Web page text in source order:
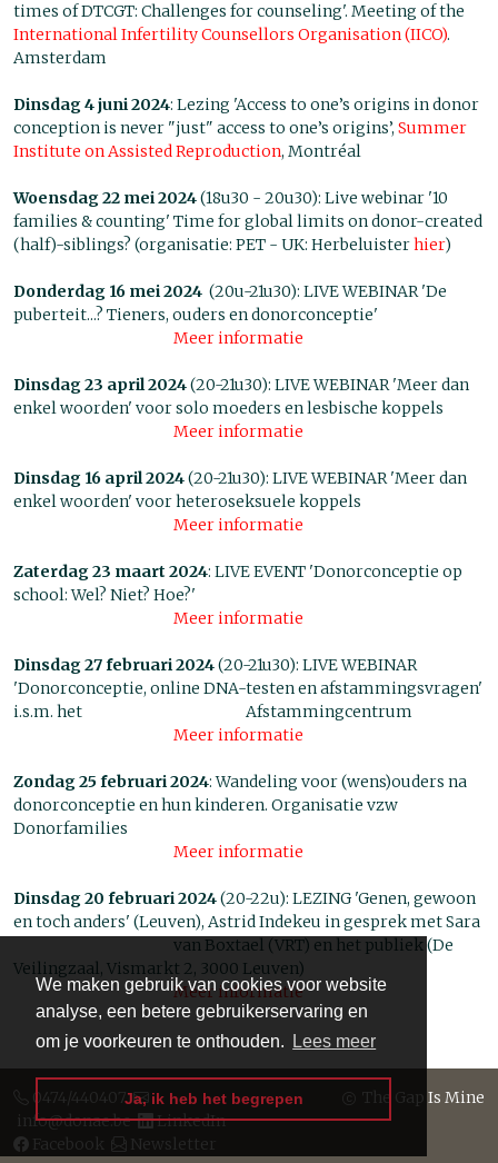
We maken gebruik van cookies voor website
analyse, een betere gebruikerservaring en
om je voorkeuren te onthouden.
Lees meer
Ja, ik heb het begrepen
times of DTCGT: Challenges for counseling'. Meeting of the
International Infertility Counsellors Organisation (IICO).
Amsterdam
Dinsdag 4 juni 2024: Lezing 'Access to one’s origins in donor
conception is never "just" access to one’s origins’, Summer
Institute on Assisted Reproduction, Montréal
Woensdag 22 mei 2024(18u30 - 20u30): Live webinar '10
families & counting' Time for global limits on donor-created
(half)-siblings? (organisatie: PET - UK: Herbeluisterhier)
Donderdag 16 mei 2024 (20u-21u30): LIVE WEBINAR 'De
puberteit...? Tieners, ouders en donorconceptie'
Meer informatie
Dinsdag 23 april 2024(20-21u30): LIVE WEBINAR 'Meer dan
enkel woorden' voor solo moeders en lesbische koppels
Meer informatie
Dinsdag 16 april 2024(20-21u30): LIVE WEBINAR 'Meer dan
enkel woorden' voor heteroseksuele koppels
Meer informatie
Zaterdag 23 maart 2024: LIVE EVENT 'Donorconceptie op
school: Wel? Niet? Hoe?'
Meer informatie
Dinsdag 27 februari 2024(20-21u30): LIVE WEBINAR
'Donorconceptie, online DNA-testen en afstammingsvragen'
i.s.m. het Afstammingcentrum
Meer informatie
Zondag 25 februari 2024: Wandeling voor (wens)ouders na
donorconceptie en hun kinderen. Organisatie vzw
Donorfamilies
Meer informatie
Dinsdag 20 februari 2024(20-22u): LEZING 'Genen, gewoon
en toch anders' (Leuven), Astrid Indekeu in gesprek met Sara
van Boxtael (VRT) en het publiek (De
Veilingzaal, Vismarkt 2, 3000 Leuven)
Meer informatie
0474/440407
info@donae.be
LinkedIn
Facebook
Newsletter
The Gap Is Mine